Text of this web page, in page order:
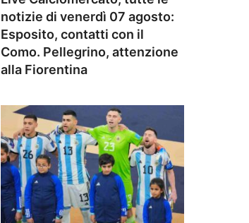
notizie di venerdì 07 agosto:
Esposito, contatti con il
Como. Pellegrino, attenzione
alla Fiorentina